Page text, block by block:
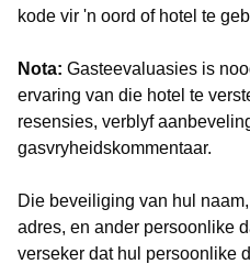
kode vir 'n oord of hotel te
Nota: Gasteevaluasies is
ervaring van die hotel te
resensies, verblyf
gasvryheidskommentaar.
Die beveiliging van hul
adres, en ander persoonlike
verseker dat hul persoonlike